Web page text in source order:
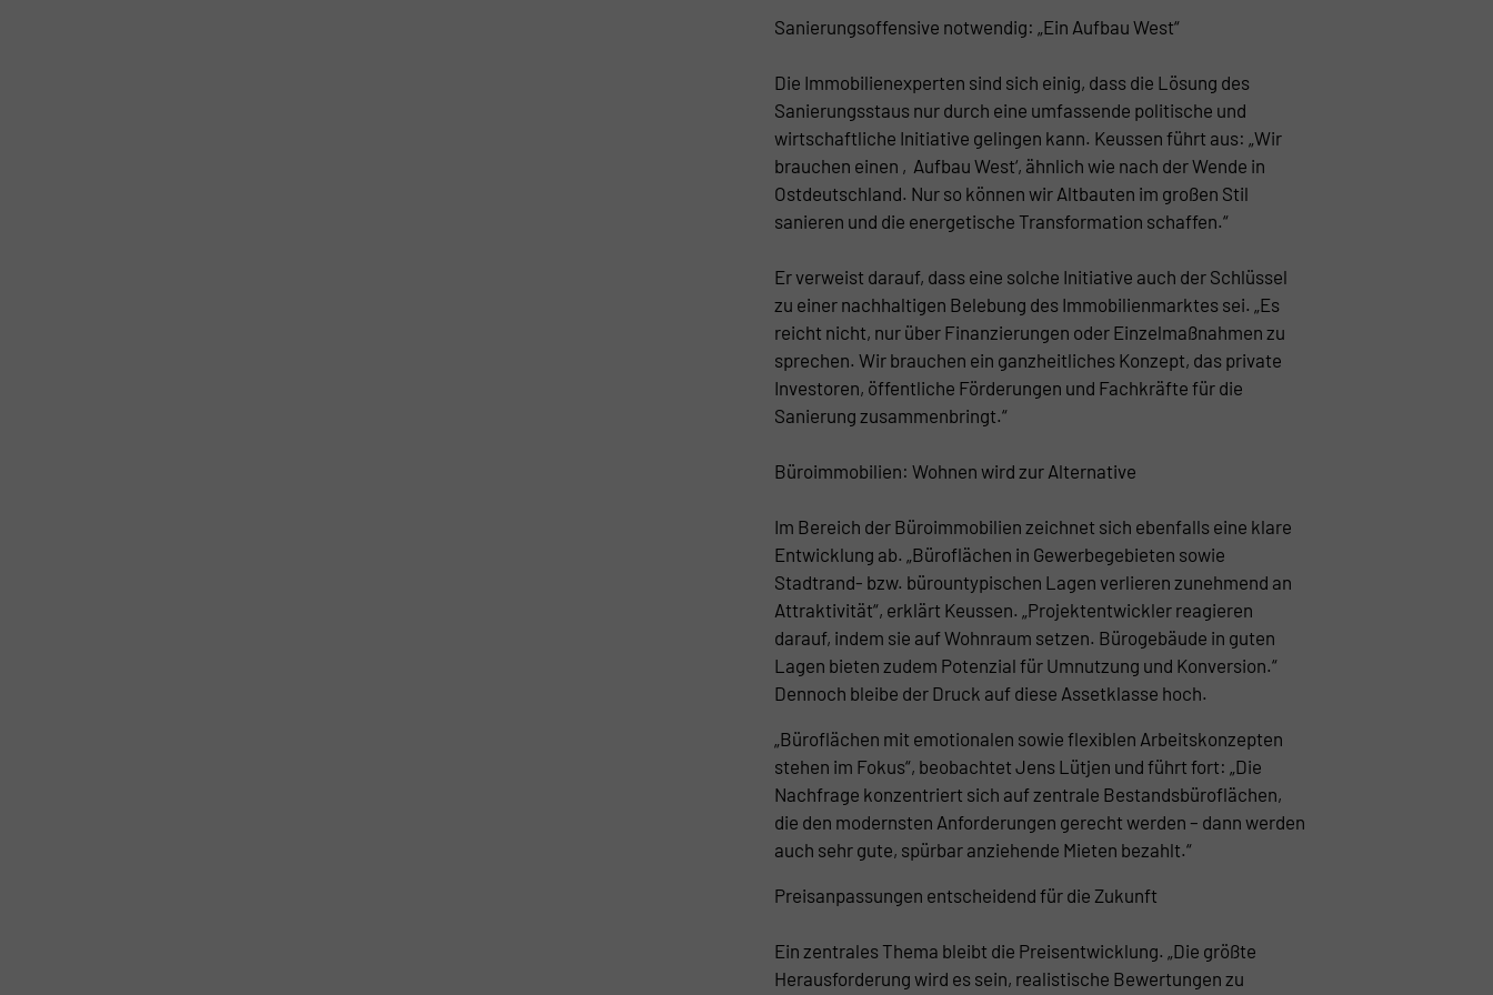
Sanierungsoffensive notwendig: „Ein Aufbau West“
Die Immobilienexperten sind sich einig, dass die Lösung des
Sanierungsstaus nur durch eine umfassende politische und
wirtschaftliche Initiative gelingen kann. Keussen führt aus: „Wir
brauchen einen ‚Aufbau West‘, ähnlich wie nach der Wende in
Ostdeutschland. Nur so können wir Altbauten im großen Stil
sanieren und die energetische Transformation schaffen.“
Er verweist darauf, dass eine solche Initiative auch der Schlüssel
zu einer nachhaltigen Belebung des Immobilienmarktes sei. „Es
reicht nicht, nur über Finanzierungen oder Einzelmaßnahmen zu
sprechen. Wir brauchen ein ganzheitliches Konzept, das private
Investoren, öffentliche Förderungen und Fachkräfte für die
Sanierung zusammenbringt.“
Büroimmobilien: Wohnen wird zur Alternative
Im Bereich der Büroimmobilien zeichnet sich ebenfalls eine klare
Entwicklung ab. „Büroflächen in Gewerbegebieten sowie
Stadtrand- bzw. bürountypischen Lagen verlieren zunehmend an
Attraktivität“, erklärt Keussen. „Projektentwickler reagieren
darauf, indem sie auf Wohnraum setzen. Bürogebäude in guten
Lagen bieten zudem Potenzial für Umnutzung und Konversion.“
Dennoch bleibe der Druck auf diese Assetklasse hoch.
„Büroflächen mit emotionalen sowie flexiblen Arbeitskonzepten
stehen im Fokus“, beobachtet Jens Lütjen und führt fort: „Die
Nachfrage konzentriert sich auf zentrale Bestandsbüroflächen,
die den modernsten Anforderungen gerecht werden – dann werden
auch sehr gute, spürbar anziehende Mieten bezahlt.“
Preisanpassungen entscheidend für die Zukunft
Ein zentrales Thema bleibt die Preisentwicklung. „Die größte
Herausforderung wird es sein, realistische Bewertungen zu